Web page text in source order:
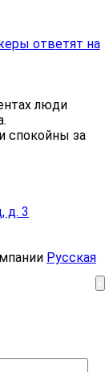
ответят на
люди
спокойны за
д. 3
Русская